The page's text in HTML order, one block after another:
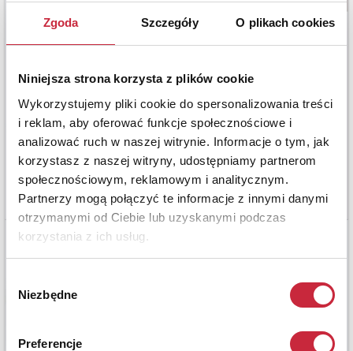
Zgoda Szczegóły O plikach cookies
Niniejsza strona korzysta z plików cookie
Wykorzystujemy pliki cookie do spersonalizowania treści
i reklam, aby oferować funkcje społecznościowe i
analizować ruch w naszej witrynie. Informacje o tym, jak
korzystasz z naszej witryny, udostępniamy partnerom
społecznościowym, reklamowym i analitycznym.
Partnerzy mogą połączyć te informacje z innymi danymi
otrzymanymi od Ciebie lub uzyskanymi podczas
korzystania z ich usług.
zgody
Niezbędne
Preferencje